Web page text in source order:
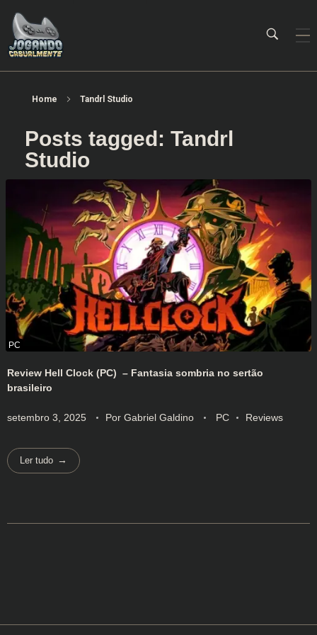
Home Tandrl Studio
Posts tagged: Tandrl
Studio
Review Hell Clock (PC) – Fantasia sombria no sertão
brasileiro
setembro 3, 2025 Por Gabriel Galdino PC Reviews
Ler tudo